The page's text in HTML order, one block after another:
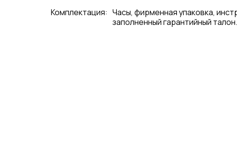
Комплектация: Часы, фирменная упаковка,
заполненный гарантийный талон.